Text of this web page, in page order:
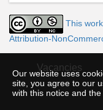
Our website uses
site, you agree to our
with this notice and the
This
Attribution-
Vacancies